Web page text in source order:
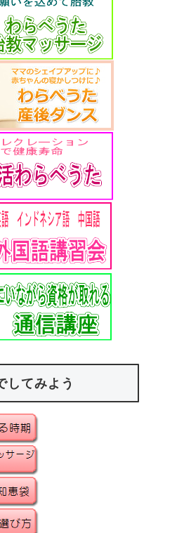
してみよう